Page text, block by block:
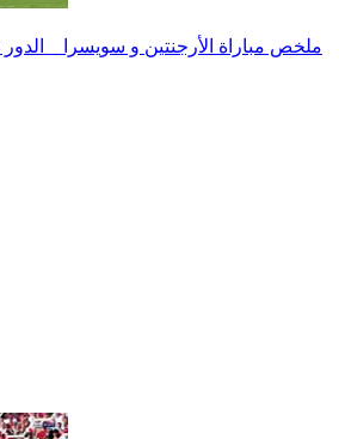
ملخص مباراة الأرجنتين و سويسرا _ الدور